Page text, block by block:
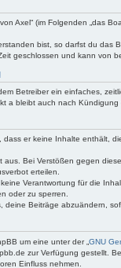
Axel“ (im Folgenden „das
bist, so darfst du das
geschlossen und kann von
Betreiber ein einfaches,
a bleibt auch nach Kündigung
dass er keine Inhalte enthält,
aus. Bei Verstößen gegen
erteilen.
Verantwortung für die
oder zu sperren.
deine Beiträge abzuändern,
um eine unter der „ GNU
zur Verfügung gestellt.
Einfluss nehmen.